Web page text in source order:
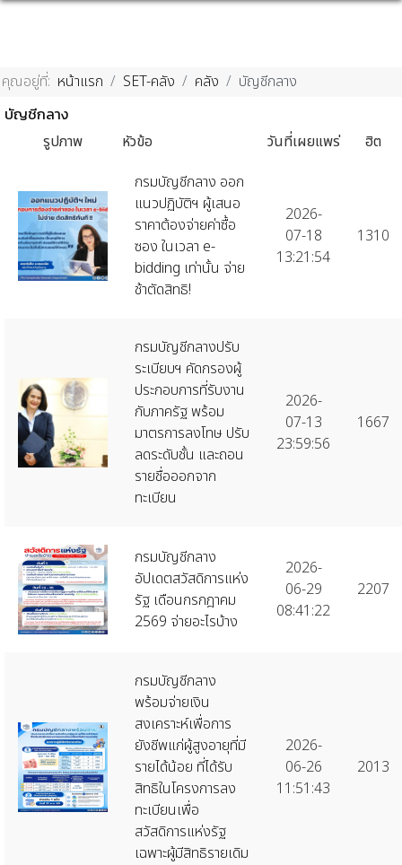
คุณอยู่ที่: หน้าแรก SET-คลัง คลัง
บัญชีกลาง
บัญชีกลาง
รูปภาพ
หัวข้อ วันที่เผยแพร่
ฮิต
กรมบัญชีกลาง ออก
แนวปฏิบัติฯ ผู้เสนอ
ราคาต้องจ่ายค่าซื้อ
ซอง ในเวลา e-
bidding เท่านั้น จ่าย
ช้าตัดสิทธิ!
2026-
07-18
13:21:54
1310
กรมบัญชีกลางปรับ
ระเบียบฯ คัดกรองผู้
ประกอบการที่รับงาน
กับภาครัฐ พร้อม
มาตรการลงโทษ ปรับ
ลดระดับชั้น และถอน
รายชื่อออกจาก
ทะเบียน
2026-
07-13
23:59:56
1667
กรมบัญชีกลาง
อัปเดตสวัสดิการแห่ง
รัฐ เดือนกรกฎาคม
2569 จ่ายอะไรบ้าง
2026-
06-29
08:41:22
2207
กรมบัญชีกลาง
พร้อมจ่ายเงิน
สงเคราะห์เพื่อการ
ยังชีพแก่ผู้สูงอายุที่มี
รายได้น้อย ที่ได้รับ
สิทธิในโครงการลง
ทะเบียนเพื่อ
สวัสดิการแห่งรัฐ
เฉพาะผู้มีสิทธิรายเดิม
2026-
06-26
11:51:43
2013